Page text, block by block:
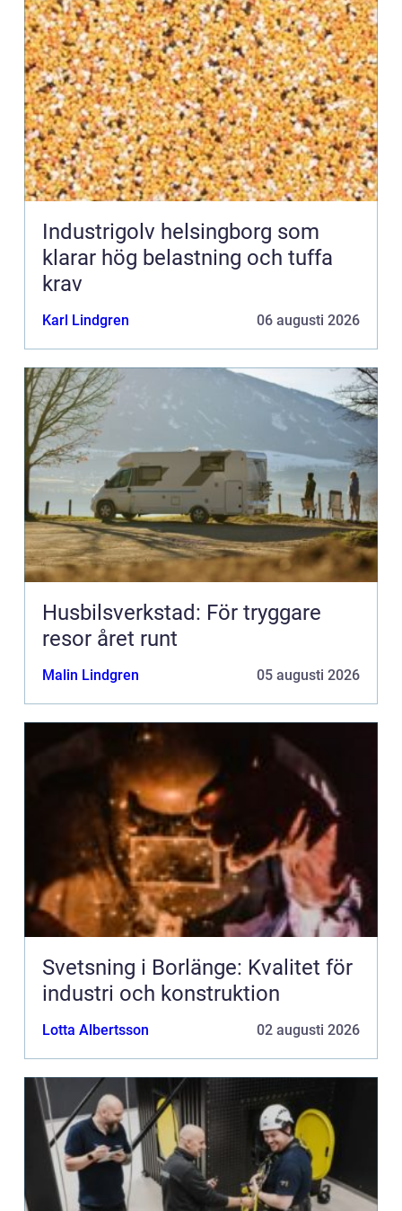
Industrigolv helsingborg som
klarar hög belastning och tuffa
krav
Karl Lindgren 06 augusti 2026
Husbilsverkstad: För tryggare
resor året runt
Malin Lindgren 05 augusti 2026
Svetsning i Borlänge: Kvalitet för
industri och konstruktion
Lotta Albertsson 02 augusti 2026